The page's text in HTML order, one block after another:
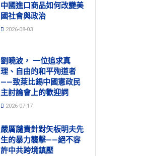
中國進口商品如何改變美
國社會與政治
2026-08-03
劉曉波， 一位追求真
理、自由的和平殉道者
——致萊比錫中國憲政民
主討論會上的歡迎詞
2026-07-17
嚴厲譴責針對矢板明夫先
生的暴力襲擊——絕不容
許中共跨境鎮壓